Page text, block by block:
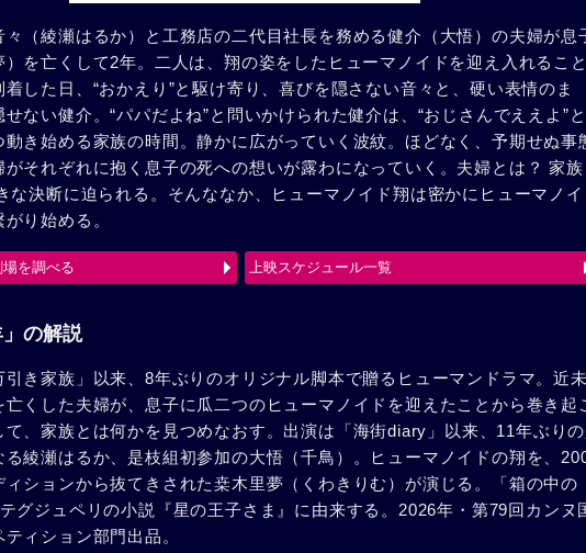
々（綾瀬はるか）と工務店の二代目社長を務める健介（大悟）の夫婦が息
を亡くして2年。二人は、翔の姿をしたヒューマノイドを迎え入れること
した日、“おかえり”と駆け寄り、喜びを隠さない音々と、硬い表情のま
せない健介。“パパだよね”と問いかけられた健介は、“おじさんでええよ”
動き始める家族の時間。静かに広がっていく波紋。ほどなく、予期せぬ事
がそれぞれに抱く息子の死への想いが露わになっていく。夫婦とは？ 家族
な決断に迫られる。そんななか、ヒューマノイド翔は密かにヒューマノイ
り始める。
を調べる 上映スケジュール一覧
」の解説
引き家族」以来、8年ぶりのオリジナル脚本で贈るヒューマンドラマ。近未
くした夫婦が、息子に瓜二つのヒューマノイドを迎えたことから巻き起
て、家族とは何かを見つめなおす。出演は「海街diary」以来、11年ぶり
る綾瀬はるか、是枝組初参加の大悟（千鳥）。ヒューマノイドの翔を、
ィションから抜てきされた桒木里夢（くわきりむ）が演じる。「箱の中の
グジュペリの小説『星の王子さま』に由来する。2026年・第79回カンヌ
ィション部門出品。